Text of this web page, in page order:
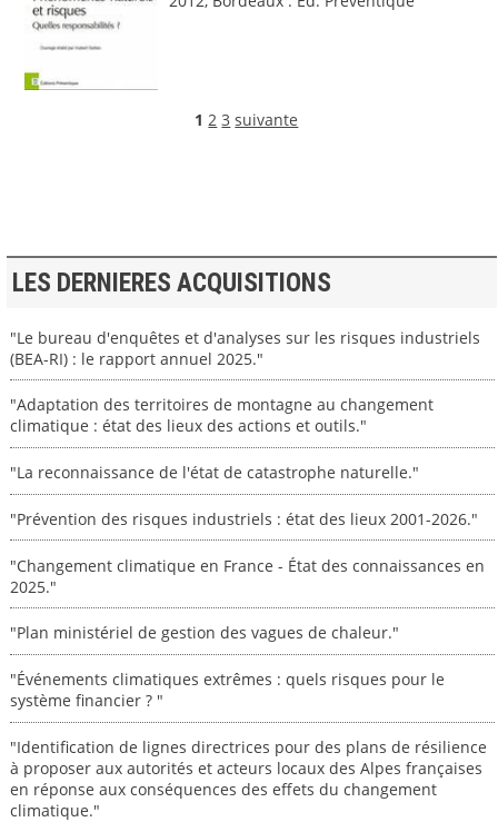
1 2 3 suivante
LES DERNIERES ACQUISITIONS
"Le bureau d'enquêtes et d'analyses sur les risques industriels
(BEA-RI) : le rapport annuel 2025."
"Adaptation des territoires de montagne au changement
climatique : état des lieux des actions et outils."
"La reconnaissance de l'état de catastrophe naturelle."
"Prévention des risques industriels : état des lieux 2001-2026."
"Changement climatique en France - État des connaissances en
2025."
"Plan ministériel de gestion des vagues de chaleur."
"Événements climatiques extrêmes : quels risques pour le
système financier ? "
"Identification de lignes directrices pour des plans de résilience
à proposer aux autorités et acteurs locaux des Alpes françaises
en réponse aux conséquences des effets du changement
climatique."